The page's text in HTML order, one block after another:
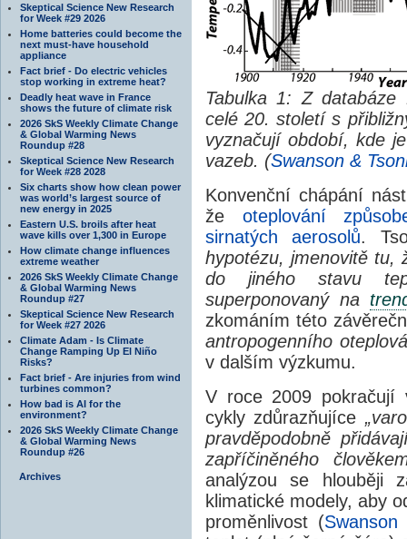
Skeptical Science New Research
for Week #29 2026
Home batteries could become the
next must-have household
appliance
Fact brief - Do electric vehicles
stop working in extreme heat?
Deadly heat wave in France
shows the future of climate risk
2026 SkS Weekly Climate Change
& Global Warming News
Roundup #28
Skeptical Science New Research
for Week #28 2028
Six charts show how clean power
was world’s largest source of
new energy in 2025
Eastern U.S. broils after heat
wave kills over 1,300 in Europe
How climate change influences
extreme weather
2026 SkS Weekly Climate Change
& Global Warming News
Roundup #27
Skeptical Science New Research
for Week #27 2026
Climate Adam - Is Climate
Change Ramping Up El Niño
Risks?
Fact brief - Are injuries from wind
turbines common?
How bad is AI for the
environment?
2026 SkS Weekly Climate Change
& Global Warming News
Roundup #26
Archives
Tabulka 1: Z
celé 20. století s
vyznačují období, kde
vazeb. (Swanson &
Konvenční chápání
že oteplování
sirnatých aerosolů.
hypotézu, jmenovitě tu,
do jiného stavu
superponovaný na
zkománím této
antropogenního
v dalším výzkumu.
V roce 2009 pokračují
cykly zdůrazňujíce
pravděpodobně
zapříčiněného
analýzou se hlouběji
klimatické modely, aby
proměnlivost (